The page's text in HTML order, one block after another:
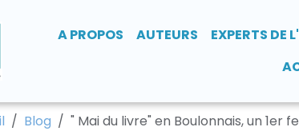
A PROPOS AUTEURS EXPERTS DE
Blog " Mai du livre" en Boulonnais, un